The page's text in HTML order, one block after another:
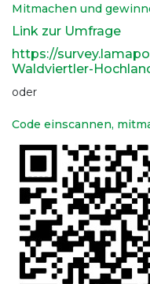
Mitmachen und
Link zur Umfrage
https://
Waldviertler-
oder
Code einscannen,